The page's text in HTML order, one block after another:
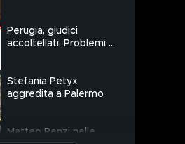
Perugia, giudici
accoltellati. Problemi di
Stefania Petyx
aggredita a Palermo
Matteo Renzi nelle